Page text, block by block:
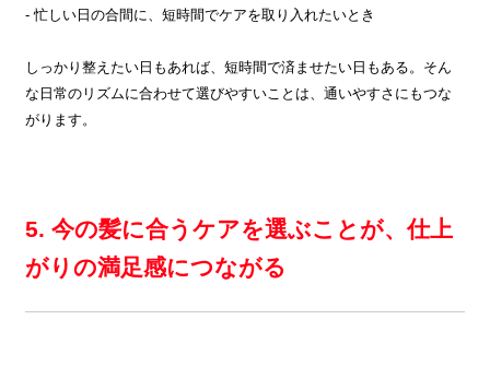
- 忙しい日の合間に、短時間でケアを取り入れたいとき
しっかり整えたい日もあれば、短時間で済ませたい日もある。そん
な日常のリズムに合わせて選びやすいことは、通いやすさにもつな
がります。
5. 今の髪に合うケアを選ぶことが、仕上
がりの満足感につながる